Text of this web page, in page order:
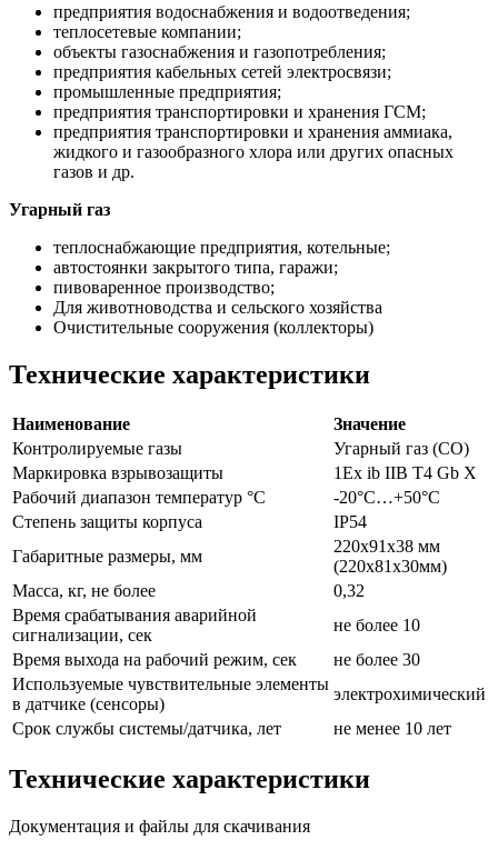
предприятия водоснабжения и водоотведения;
теплосетевые компании;
объекты газоснабжения и газопотребления;
предприятия кабельных сетей электросвязи;
промышленные предприятия;
предприятия транспортировки и хранения ГСМ;
предприятия транспортировки и хранения аммиака,
жидкого и газообразного хлора или других опасных
газов и др.
Угарный газ
теплоснабжающие предприятия, котельные;
автостоянки закрытого типа, гаражи;
пивоваренное производство;
Для животноводства и сельского хозяйства
Очистительные сооружения (коллекторы)
Технические характеристики
Наименование
Значение
Контролируемые газы
Угарный газ (CO)
Маркировка взрывозащиты
1Ех ib IIB T4 Gb X
Рабочий диапазон температур °С
-20°С…+50°С
Степень защиты корпуса
IP54
Габаритные размеры, мм
220х91х38 мм
(220х81х30мм)
Масса, кг, не более
0,32
Время срабатывания аварийной
сигнализации, сек
не более 10
Время выхода на рабочий режим, сек
не более 30
Используемые чувствительные элементы
в датчике (сенсоры)
электрохимический
Срок службы системы/датчика, лет
не менее 10 лет
Технические характеристики
Документация и файлы для скачивания